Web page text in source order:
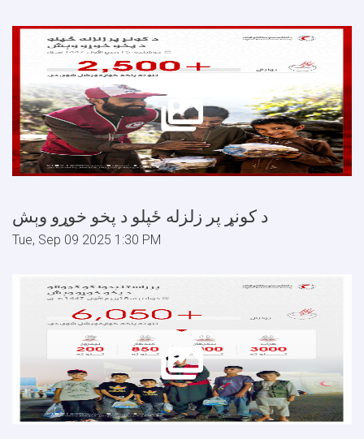
د کونړ پر زلزله ځپلو د پخو خوړو وېش
Tue, Sep 09 2025 1:30 PM